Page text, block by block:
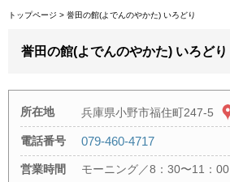
トップページ >誉田の館(よでんのやかた) いろどり
誉田の館(よでんのやかた) いろどり
所在地 兵庫県小野市福住町247-5
電話番号 079-460-4717
営業時間
モーニング／8：30〜11：00